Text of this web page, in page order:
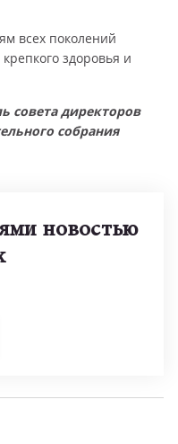
всех поколений
здоровья и
совета директоров
собрания
новостью